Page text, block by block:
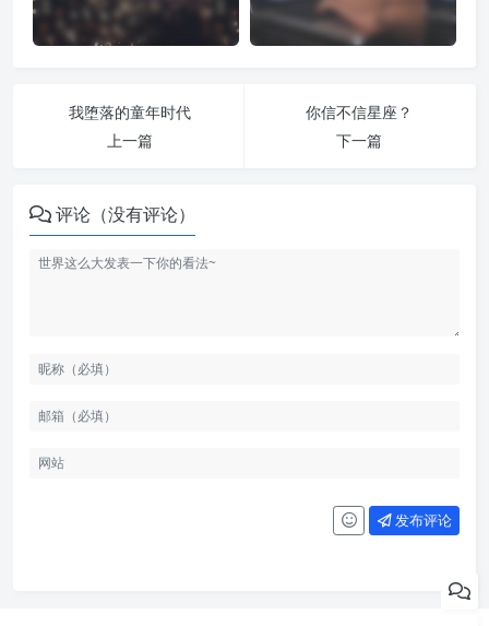
我堕落的童年时代
上一篇
你信不信星座？
下一篇
评论（没有评论）
发布评论